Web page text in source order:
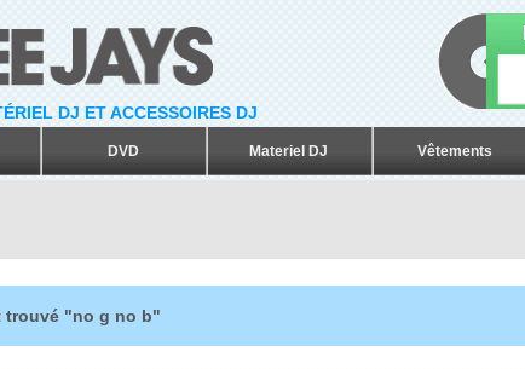
DJ ET ACCESSOIRES DJ
DVD Materiel DJ Vêtements
trouvé "no g no b"